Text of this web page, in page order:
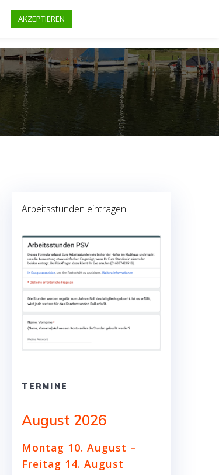
FAHRTENSEGELN
Arbeitsstunden eintragen
TERMINE
August 2026
Montag 10. August –
Freitag 14. August
AKZEPTIEREN